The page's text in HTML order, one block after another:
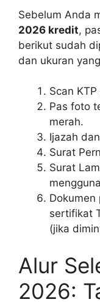
Sebelum Anda
2026 kredit,
berikut sudah
dan ukuran
Scan
Pas foto
merah.
Ijazah
Surat
Surat
Dokumen
sertifikat
(jika
Alur
2026: